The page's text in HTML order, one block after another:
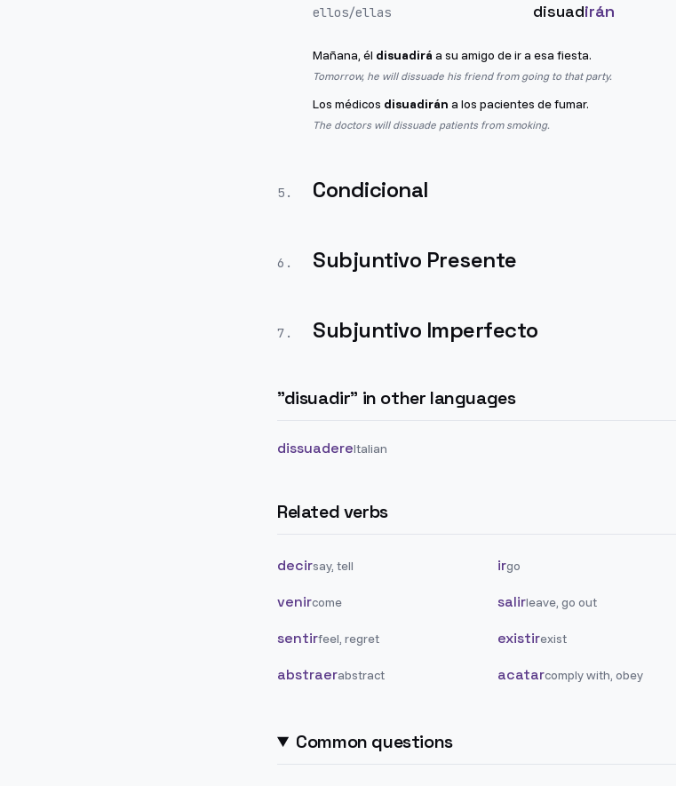
ellos/ellas disuadirán
Mañana, él disuadirá a su amigo de ir a esa fiesta.
Tomorrow, he will dissuade his friend from going to that party.
Los médicos disuadirán a los pacientes de fumar.
The doctors will dissuade patients from smoking.
5 . Condicional
6 . Subjuntivo Presente
7 . Subjuntivo Imperfecto
"disuadir" in other languages
dissuadereItalian
Related verbs
decirsay, tell irgo
venircome salirleave, go out
sentirfeel, regret existirexist
abstraerabstract acatarcomply with, obey
Common questions